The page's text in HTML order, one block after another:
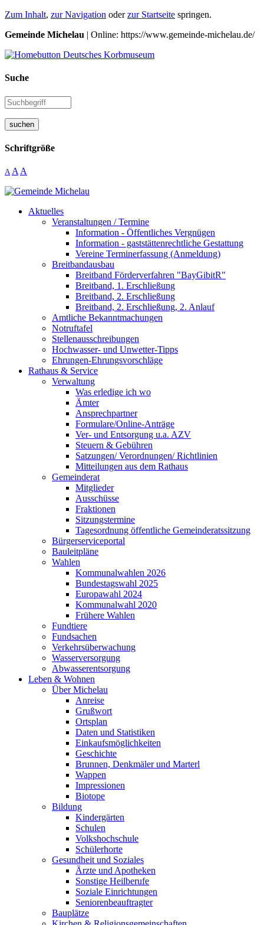
Zum Inhalt, zur Navigation oderzur Startseite springen.
Gemeinde Michelau | Online: https://www.gemeinde-michelau.de/
Suche
suchen
Schriftgröße
A A A
Aktuelles
Veranstaltungen / Termine
Information - Öffentliches Vergnügen
Information - gaststättenrechtliche Gestattung
Vereine Terminerfassung (Anmeldung)
Breitbandausbau
Breitband Förderverfahren "BayGibitR"
Breitband, 1. Erschließung
Breitband, 2. Erschließung
Breitband, 2. Erschließung, 2. Anlauf
Amtliche Bekanntmachungen
Notruftafel
Stellenausschreibungen
Hochwasser- und Unwetter-Tipps
Ehrungen-Ehrungsvorschläge
Rathaus & Service
Verwaltung
Was erledige ich wo
Ämter
Ansprechpartner
Formulare/Online-Anträge
Ver- und Entsorgung u.a. AZV
Steuern & Gebühren
Satzungen/ Verordnungen/ Richtlinien
Mitteilungen aus dem Rathaus
Gemeinderat
Mitglieder
Ausschüsse
Fraktionen
Sitzungstermine
Tagesordnung öffentliche Gemeinderatssitzung
Bürgerserviceportal
Bauleitpläne
Wahlen
Kommunalwahlen 2026
Bundestagswahl 2025
Europawahl 2024
Kommunalwahl 2020
Frühere Wahlen
Fundtiere
Fundsachen
Verkehrsüberwachung
Wasserversorgung
Abwasserentsorgung
Leben & Wohnen
Über Michelau
Anreise
Grußwort
Ortsplan
Daten und Statistiken
Einkaufsmöglichkeiten
Geschichte
Brunnen, Denkmäler und Marterl
Wappen
Impressionen
Biotope
Bildung
Kindergärten
Schulen
Volkshochschule
Schülerhorte
Gesundheit und Soziales
Ärzte und Apotheken
Sonstige Heilberufe
Soziale Einrichtungen
Seniorenbeauftragter
Bauplätze